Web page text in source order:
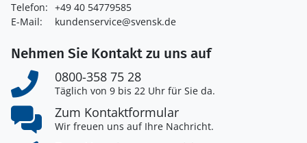
Telefon: +49 40 54779585
E-Mail:
kundenservice@svensk.de
Nehmen Sie Kontakt zu uns auf
0800-358 75 28
Täglich von 9 bis 22 Uhr für Sie da.
Zum Kontaktformular
Wir freuen uns auf Ihre Nachricht.